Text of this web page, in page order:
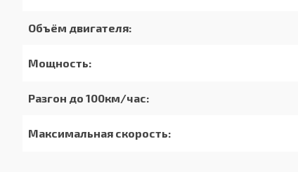
Объём двигателя:
Мощность:
Разгон до 100км/час:
Максимальная скорость: